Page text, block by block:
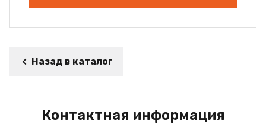
Назад в каталог
Контактная информация